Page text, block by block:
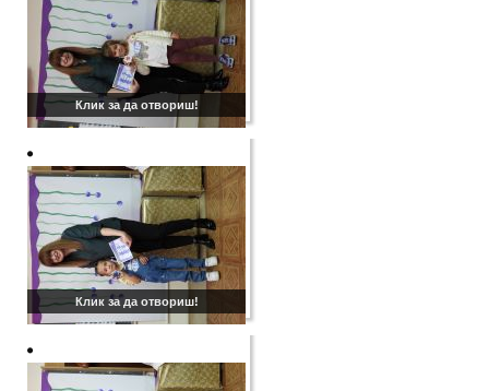
Клик за да отвориш!
Клик за да отвориш!